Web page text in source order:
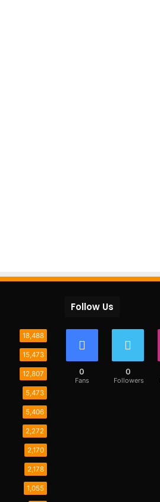
18,488
15,473
12,807
5,473
5,406
2,272
2,170
2,178
1,055
Follow Us
0
Fans
0
Followers